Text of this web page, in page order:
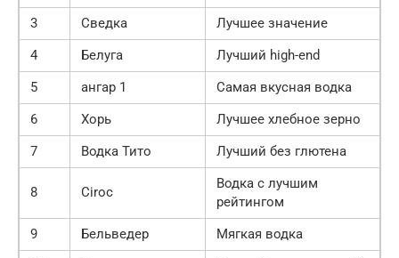
3
Сведка
Лучшее значение
4
Белуга
Лучший high-end
5
ангар 1
Самая вкусная водка
6
Хорь
Лучшее хлебное зерно
7
Водка Тито Лучший без глютена
8 Ciroc
Водка с лучшим
рейтингом
9
Бельведер
Мягкая водка